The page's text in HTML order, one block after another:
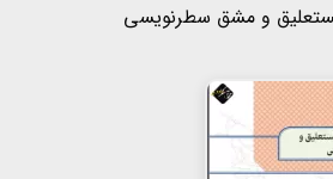
و مشق سطرنویسی